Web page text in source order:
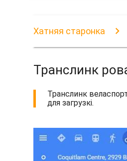
Хатняя старонка
Транслинк
Транслинк
для загрузкі.